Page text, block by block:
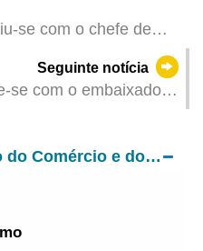
se com o chefe de
Seguinte notícia
se com o embaixador
Instituto de Promoção do Comércio e do Investimento